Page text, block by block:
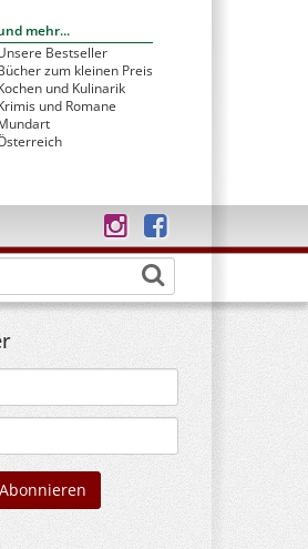
mehr...
Bestseller
zum kleinen Preis
und Kulinarik
und Romane